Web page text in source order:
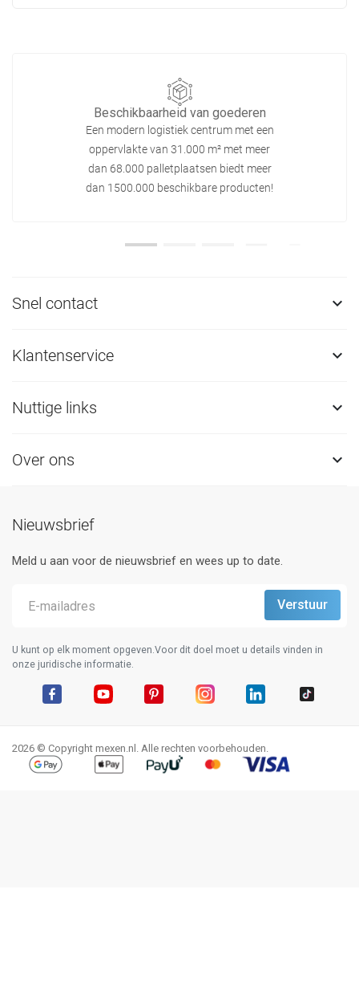
Beschikbaarheid van goederen
Een modern logistiek centrum met een
oppervlakte van 31.000 m² met meer
dan 68.000 palletplaatsen biedt meer
dan 1500.000 beschikbare producten!
Snel contact 
Klantenservice 
Nuttige links 
Over ons 
Nieuwsbrief
Meld u aan voor de nieuwsbrief en wees up to date.
U kunt op elk moment opgeven.Voor dit doel moet u details vinden in
onze juridische informatie.
2026 © Copyright mexen.nl. Alle rechten voorbehouden.